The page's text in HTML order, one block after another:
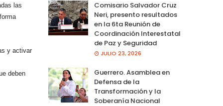
las
y activar
deben
Comisario Salvador Cruz
Neri, presento resultados
en la 6ta Reunión de
Coordinación Interestatal
de Paz y Seguridad
JULIO 23, 2026
Guerrero. Asamblea en
Defensa de la
Transformación y la
Soberanía Nacional